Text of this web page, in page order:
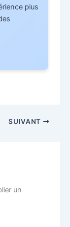
plus
SUIVANT
un